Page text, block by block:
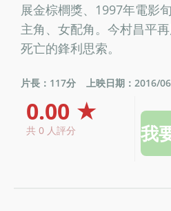
展金棕櫚獎、1997年電影
主角、女配角。今村昌平
死亡的鋒利思索。
片長：117分 上映日期：2016/
0.00 ★
共 0 人評分